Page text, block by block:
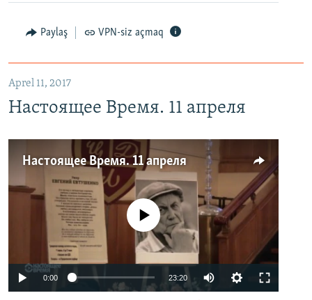
Paylaş VPN-siz açmaq
Aprel 11, 2017
Настоящее Время. 11 апреля
Настоящее Время. 11 апреля
No media source currently available
0:00 23:20